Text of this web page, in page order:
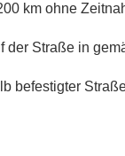
km ohne
der Straße in
befestigter